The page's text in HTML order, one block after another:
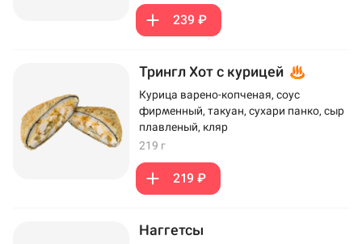
239 ₽
Трингл Хот с курицей
Курица варено-копченая, соус
фирменный, такуан, сухари панко, сыр
плавленый, кляр
219 г
219 ₽
Наггетсы